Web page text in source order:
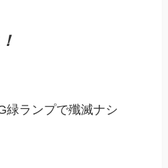
緑ランプで殲滅ナシ